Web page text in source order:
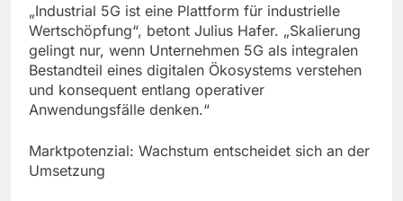
„Industrial 5G ist eine Plattform für industrielle
Wertschöpfung“, betont Julius Hafer. „Skalierung
gelingt nur, wenn Unternehmen 5G als integralen
Bestandteil eines digitalen Ökosystems verstehen
und konsequent entlang operativer
Anwendungsfälle denken.“
Marktpotenzial: Wachstum entscheidet sich an der
Umsetzung